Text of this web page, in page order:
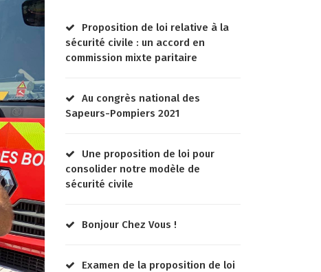
Proposition de loi relative à la
sécurité civile : un accord en
commission mixte paritaire
Au congrès national des
Sapeurs-Pompiers 2021
Une proposition de loi pour
consolider notre modèle de
sécurité civile
Bonjour Chez Vous !
Examen de la proposition de loi